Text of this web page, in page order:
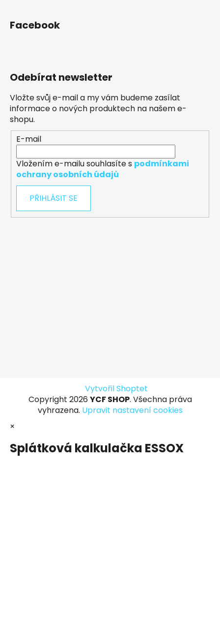
Facebook
Odebírat newsletter
Vložte svůj e-mail a my vám budeme zasílat
informace o nových produktech na našem e-
shopu.
E-mail
Vložením e-mailu souhlasíte s podmínkami
ochrany osobních údajů
PŘIHLÁSIT SE
Vytvořil Shoptet
Copyright 2026 YCF SHOP. Všechna práva
vyhrazena. Upravit nastavení cookies
×
Splátková kalkulačka ESSOX